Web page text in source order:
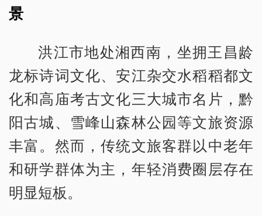
景
洪江市地处湘西南，坐拥王昌龄
龙标诗词文化、安江杂交水稻稻都文
化和高庙考古文化三大城市名片，黔
阳古城、雪峰山森林公园等文旅资源
丰富。然而，传统文旅客群以中老年
和研学群体为主，年轻消费圈层存在
明显短板。